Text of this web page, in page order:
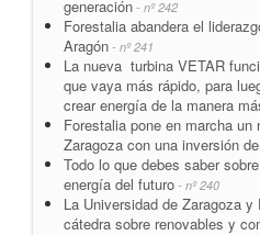
generación - nº 242
Forestalia abandera el
Aragón - nº 241
La nueva turbina VETAR
que vaya más rápido, para
crear energía de la manera
Forestalia pone en marcha un
Zaragoza con una inversión
Todo lo que debes saber
energía del futuro - nº 240
La Universidad de Zaragoza
cátedra sobre renovables y